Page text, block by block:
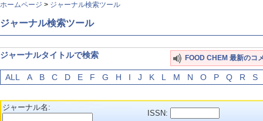
ホームページ > ジャーナル検索ツール
ジャーナル検索ツール
ジャーナルタイトルで検索 FOOD CHEM 最新のコ
ALL A B C D E F G H I J K L M N O P Q R S
ジャーナル名:
ISSN: